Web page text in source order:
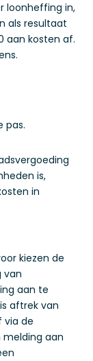
loonheffing in,
als resultaat
aan kosten af.
pas.
is,
in
kiezen de
van
aan te
aftrek van
via de
melding aan